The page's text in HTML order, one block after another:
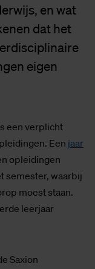
en wat
dat het
eigen
een verplicht
Een jaar
opleidingen
semester, waarbij
moest staan.
leerjaar
Saxion